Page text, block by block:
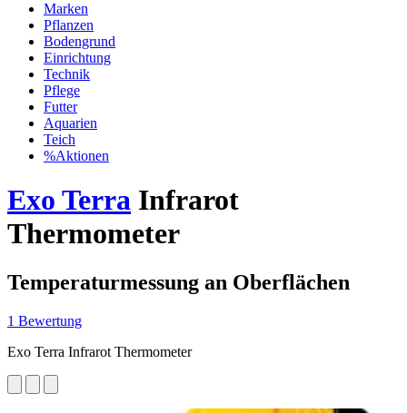
Marken
Pflanzen
Bodengrund
Einrichtung
Technik
Pflege
Futter
Aquarien
Teich
%Aktionen
Exo Terra Infrarot
Thermometer
Temperaturmessung an Oberflächen
1 Bewertung
Exo Terra Infrarot Thermometer